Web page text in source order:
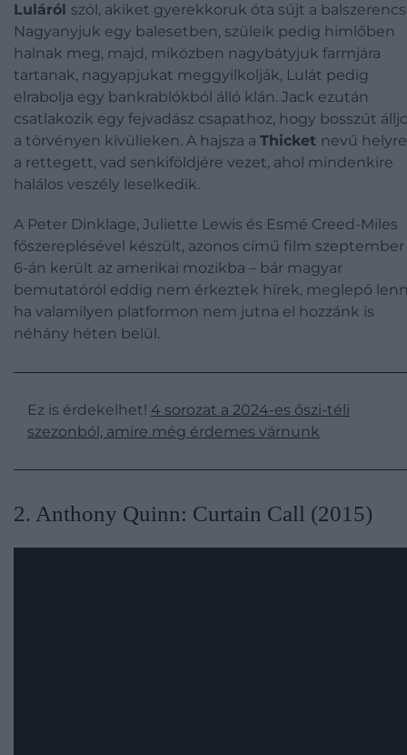
Luláról szól, akiket gyerekkoruk óta sújt a
Nagyanyjuk egy balesetben, szüleik pedig himlőben
halnak meg, majd, miközben nagybátyjuk farmjára
tartanak, nagyapjukat meggyilkolják, Lulát pedig
elrabolja egy bankrablókból álló klán. Jack ezután
csatlakozik egy fejvadász csapathoz, hogy bosszút
a törvényen kívülieken. A hajsza a Thicket nevű
a rettegett, vad senkiföldjére vezet, ahol mindenkire
halálos veszély leselkedik.
A Peter Dinklage, Juliette Lewis és Esmé Creed-Miles
főszereplésével készült, azonos című film szeptember
6-án került az amerikai mozikba – bár magyar
bemutatóról eddig nem érkeztek hírek, meglepő
ha valamilyen platformon nem jutna el hozzánk is
néhány héten belül.
Ez is érdekelhet! 4 sorozat a 2024-es őszi-téli
szezonból, amire még érdemes várnunk
​2. Anthony Quinn: Curtain Call (2015)